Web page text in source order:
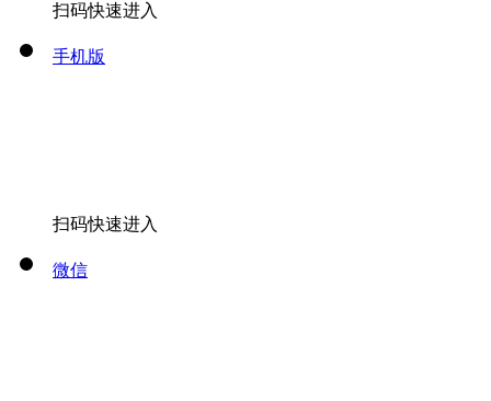
扫码快速进入
手机版
扫码快速进入
微信